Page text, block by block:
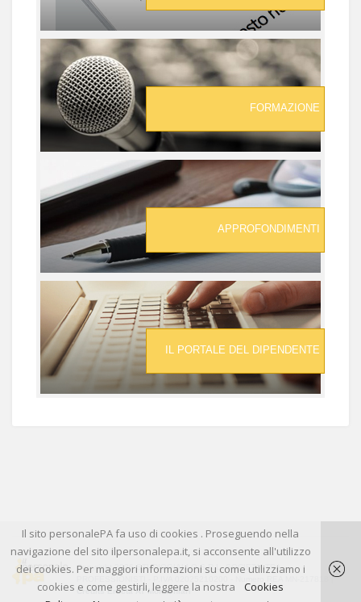
FORMAZIONE
APPROFONDIMENTI
IL PORTALE DEL DIPENDENTE
Copyright 2026 STUDIOGIALLO S.R.L. SOCIETA' TRA
PROFESSIONISTI - P.IVA 02025210200 - Numero REA MN-217818 |
Credits Erecta AT Montichiari
Il sito personalePA fa uso di cookies . Proseguendo nella
navigazione del sito ilpersonalepa.it, si acconsente all'utilizzo
dei cookies. Per maggiori informazioni su come utilizziamo i
cookies e come gestirli, leggere la nostra
Cookies